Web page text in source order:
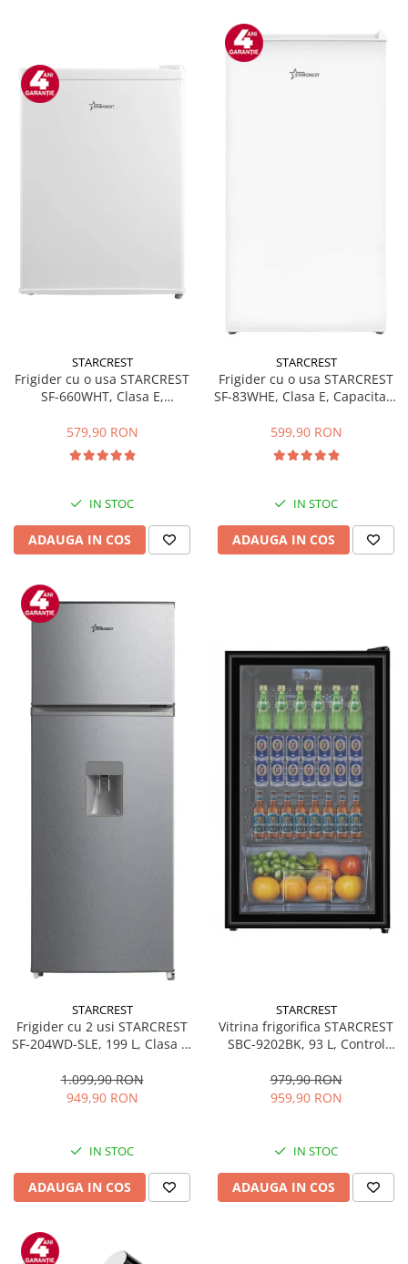
STARCREST
Frigider cu o usa STARCREST
SF-660WHT, Clasa E,
579,90 RON
IN STOC
ADAUGA IN COS
STARCREST
Frigider cu o usa STARCREST
SF-83WHE, Clasa E, Capacitate
Compartiment gheata, H 85
cm, Alb
599,90 RON
IN STOC
ADAUGA IN COS
STARCREST
Frigider cu 2 usi STARCREST
SF-204WD-SLE, 199 L, Clasa E,
Termostat Ajustabil, Usi
reversibile, H 143 cm, Argintiu
1.099,90 RON
949,90 RON
IN STOC
ADAUGA IN COS
STARCREST
Vitrina frigorifica STARCREST
SBC-9202BK, 93 L, Control
83.2 cm, Negru
979,90 RON
959,90 RON
IN STOC
ADAUGA IN COS